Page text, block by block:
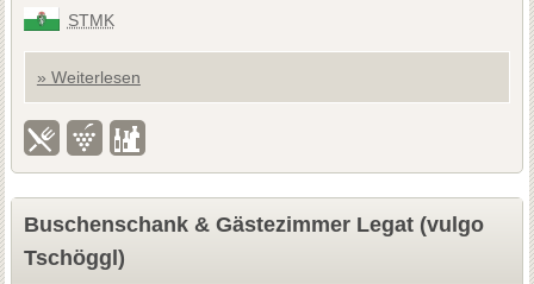
STMK
» Weiterlesen
Buschenschank & Gästezimmer Legat (vulgo
Tschöggl)